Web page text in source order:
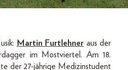
Martin Furtlehner aus der
im Mostviertel. Am 18.
der 27-jährige Medizinstudent